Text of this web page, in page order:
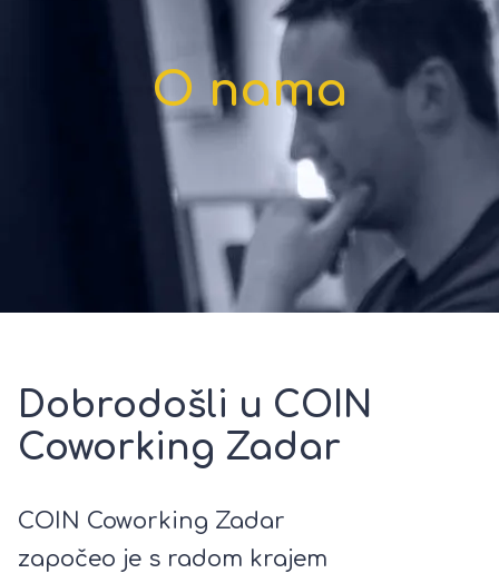
O nama
Dobrodošli u COIN
Coworking Zadar
COIN Coworking Zadar
započeo je s radom krajem